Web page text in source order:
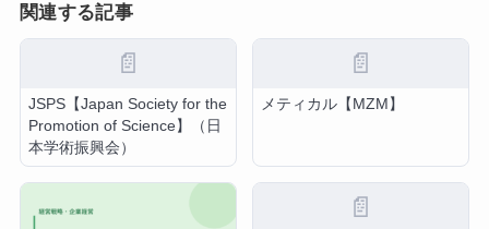
関連する記事
📄
JSPS【Japan Society for the
Promotion of Science】（日
本学術振興会）
📄
メティカル【MZM】
📄